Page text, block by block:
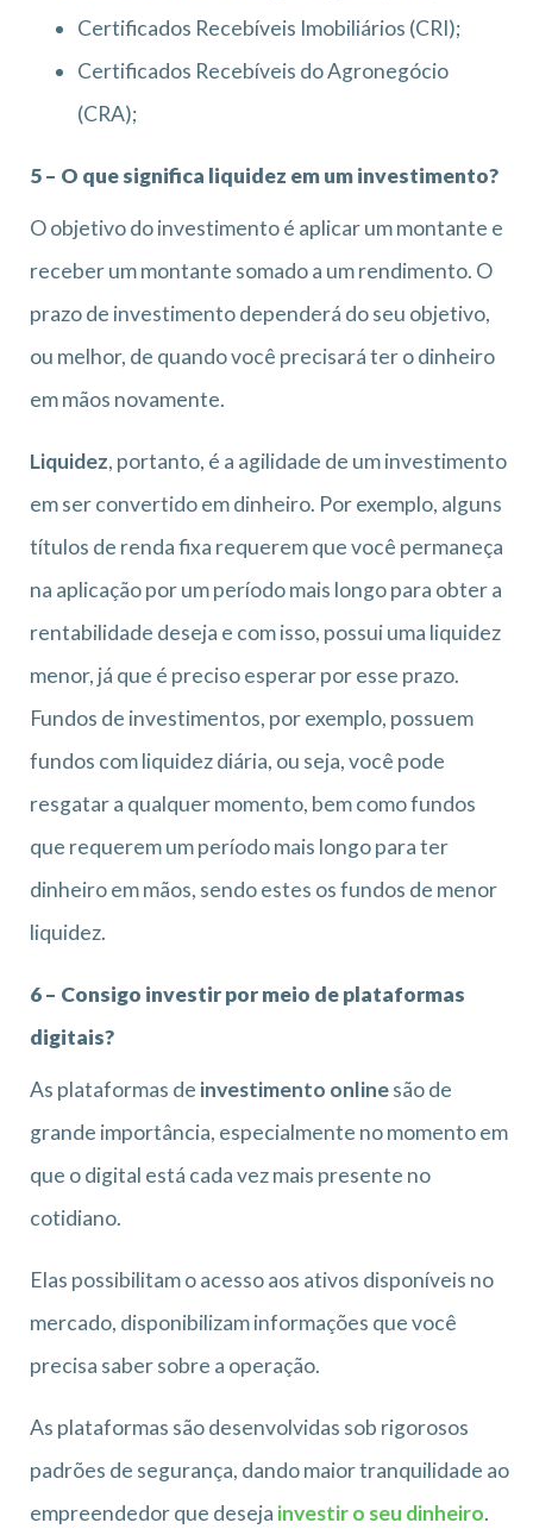
Certificados Recebíveis Imobiliários (CRI);
Certificados Recebíveis do Agronegócio
(CRA);
5 – O que significa liquidez em um investimento?
O objetivo do investimento é aplicar um montante e
receber um montante somado a um rendimento. O
prazo de investimento dependerá do seu objetivo,
ou melhor, de quando você precisará ter o dinheiro
em mãos novamente.
Liquidez, portanto, é a agilidade de um investimento
em ser convertido em dinheiro. Por exemplo, alguns
títulos de renda fixa requerem que você permaneça
na aplicação por um período mais longo para obter a
rentabilidade deseja e com isso, possui uma liquidez
menor, já que é preciso esperar por esse prazo.
Fundos de investimentos, por exemplo, possuem
fundos com liquidez diária, ou seja, você pode
resgatar a qualquer momento, bem como fundos
que requerem um período mais longo para ter
dinheiro em mãos, sendo estes os fundos de menor
liquidez.
6 – Consigo investir por meio de plataformas
digitais?
As plataformas de investimento onlinesão de
grande importância, especialmente no momento em
que o digital está cada vez mais presente no
cotidiano.
Elas possibilitam o acesso aos ativos disponíveis no
mercado, disponibilizam informações que você
precisa saber sobre a operação.
As plataformas são desenvolvidas sob rigorosos
padrões de segurança, dando maior tranquilidade ao
empreendedor que deseja investir o seu dinheiro.